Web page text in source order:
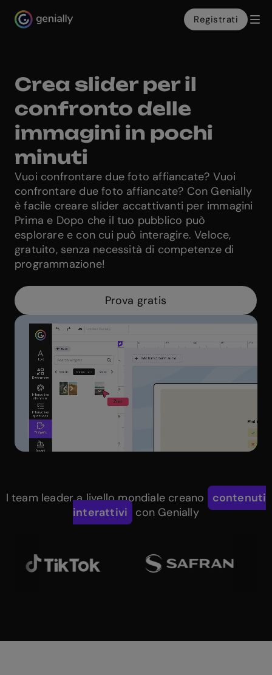
Genialy home page
Registrati
Crea slider per il
confronto delle
immagini in pochi
minuti
Vuoi confrontare due foto affiancate? Vuoi
confrontare due foto affiancate? Con Genially
è facile creare slider accattivanti per immagini
Prima e Dopo che il tuo pubblico può
esplorare e con cui può interagire. Veloce,
gratuito, senza necessità di competenze di
programmazione!
Prova gratis
I team leader a livello mondiale creano
contenuti
interattivi
con Genially